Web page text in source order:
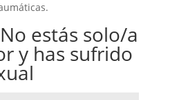
estás solo/a
y has sufrido